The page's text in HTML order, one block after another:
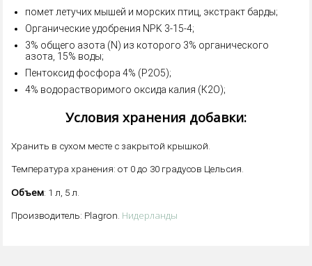
помет летучих мышей и морских птиц, экстракт барды;
Органические удобрения NPK 3-15-4;
3% общего азота (N) из которого 3% органического
азота, 15% воды;
Пентоксид фосфора 4% (Р2О5);
4% водорастворимого оксида калия (К2О);
Условия хранения добавки:
Хранить в сухом месте с закрытой крышкой.
Температура хранения: от 0 до 30 градусов Цельсия.
Объем: 1 л, 5 л.
Производитель: Plagron. Нидерланды